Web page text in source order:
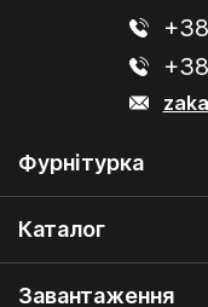
Фурнітурка
Каталог
Завантаження